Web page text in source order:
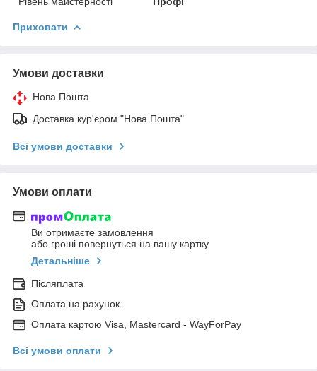
Приховати
Умови доставки
Нова Пошта
Доставка кур'єром "Нова Пошта"
Всі умови доставки
Умови оплати
Ви отримаєте замовлення
або гроші повернуться на вашу картку
Детальніше
Післяплата
Оплата на рахунок
Оплата картою Visa, Mastercard - WayForPay
Всі умови оплати